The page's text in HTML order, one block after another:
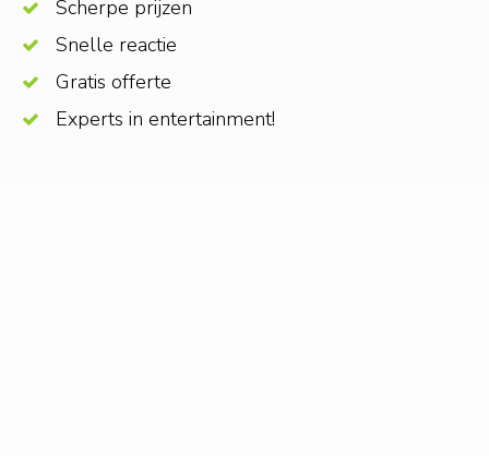
Scherpe prijzen
Snelle reactie
Gratis offerte
Experts in entertainment!